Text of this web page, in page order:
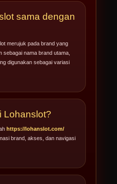
sama dengan
merujuk pada brand yang
sebagai nama brand utama,
digunakan sebagai variasi
Lohanslot?
https://lohanslot.com/
brand, akses, dan navigasi